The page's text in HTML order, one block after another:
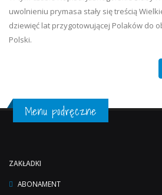
uwolnieniu prymasa stały się treścią
dziewięć lat przygotowującej Polaków do
Polski.
Menu podręczne
ZAKŁADKI
ABONAMENT